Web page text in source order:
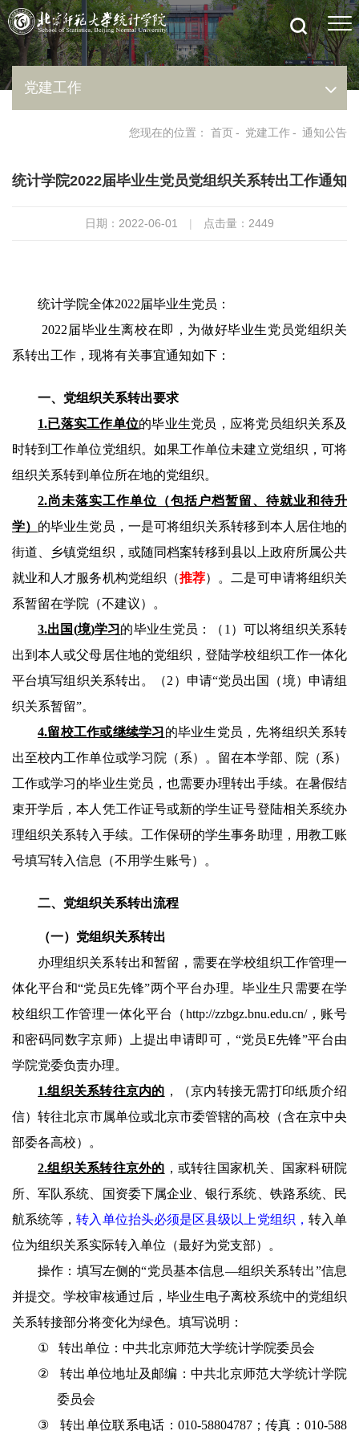
党建工作
您现在的位置： 首页- 党建工作- 通知公告
统计学院2022届毕业生党员党组织关系转出工作通知
日期：2022-06-01 | 点击量： 2449
统计学院全体2022届毕业生党员：
2022 届毕业生离校在即，为做好毕业生党员党组织关
系转出工作，现将有关事宜通知如下：
一、党组织关系转出要求
1.已落实工作单位的毕业生党员，应将党员组织关系及
时转到工作单位党组织。如果工作单位未建立党组织，可将
组织关系转到单位所在地的党组织。
2.尚未落实工作单位 （包括户档暂留、待就业和待升
学） 的毕业生党员， 一是可将组织关系转移到本人居住地的
街道、乡镇党组织，或随同档案转移到县以上政府所属公共
就业和人才服务机构党组织（推荐）。二是可申请将组织关
系暂留在学院（不建议）
。
3.出国(境)学习 的毕业生党员 ： （1） 可以将组织关系转
出到本人或父母居住地的党组织 ，登陆学校组织工作一体化
平台填写组织关系转出。（2）申请“党员出国（境）申请组
织关系暂留”。
4.留校工作或继续学习 的毕业生党员 ， 先将组织关系转
出至校内工作单位或学习院（系）。留在本学部、院（系）
工作或学习的毕业生党员，也需要办理转出手续。在暑假结
束开学后，本人凭工作证号或新的学生证号登陆相关系统办
理组织关系转入手续。工作保研的学生事务助理，用教工账
号填写转入信息（不用学生账号）
。
二、 党组织关系转出流程
（一）党组织关系转出
办理组织关系转出和暂留，需要在学校组织工作管理一
体化平台和“党员E先锋”两个平台办理。毕业生只需要在学
校组织工作管理一体化平台（http://zzbgz.bnu.edu.cn/，账号
和密码同数字京师）上提出申请即可， “党员E先锋”平台由
学院党委负责办理。
1.组织关系转往京内的 ，（京内转接无需打印纸质介绍
信）转往北京市属单位或北京市委管辖的高校（含在京中央
部委各高校）
。
2.组织关系转往京外的 ，或转往国家机关、国家科研院
所、军队系统、国资委下属企业、银行系统 、铁路系统、民
航系统等，转入单位抬头必须是区县级 以上党组织， 转入单
位为组织关系实际转入单位（最好为党支部）。
操作：填写左侧的“党员基本信息—组织关系转出”信息
并提交。学校审核通过后，毕业生电子离校系统中的党组织
关系转接部分将变化为绿色。填写说明：
①
转出单位：中共北京师范大学统计学院委员会
②
转出单位地址及邮编：中共北京师范大学统计学院
委员会
③
转出单位联系电话： 010-58804787；传真：010-588